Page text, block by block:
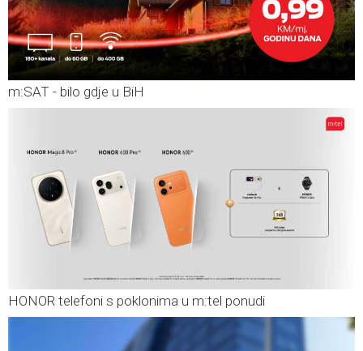
m:SAT - bilo gdje u BiH
HONOR telefoni s poklonima u m:tel ponudi